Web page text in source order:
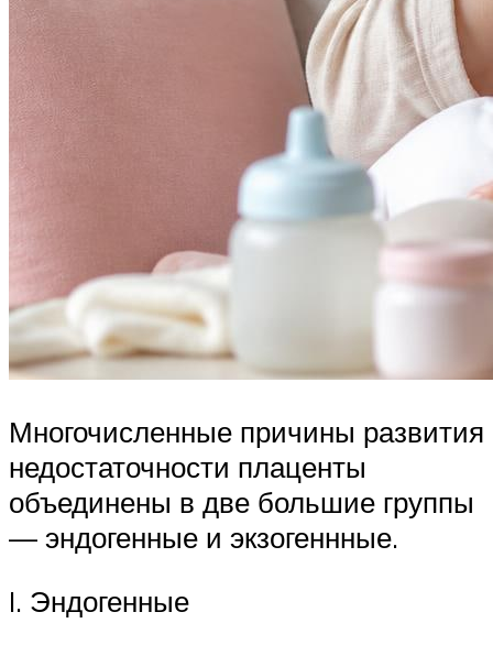
Многочисленные причины развития
недостаточности плаценты
объединены в две большие группы
— эндогенные и экзогеннные.
I. Эндогенные